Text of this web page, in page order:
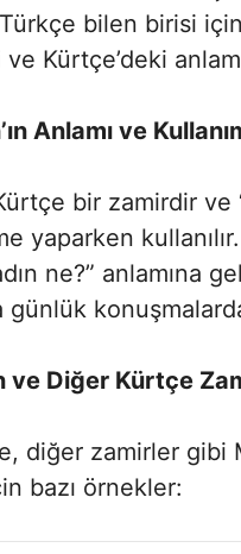
bilen birisi için
Kürtçe’deki
Anlamı ve
bir zamirdir
yaparken
ne?” anlamına
günlük
ve Diğer Kürtçe
diğer zamirler gibi
bazı örnekler: